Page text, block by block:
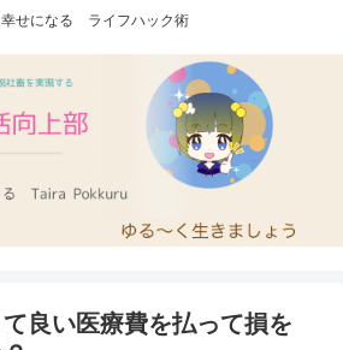
せになる ライフハック術
良い医療費を払って損を